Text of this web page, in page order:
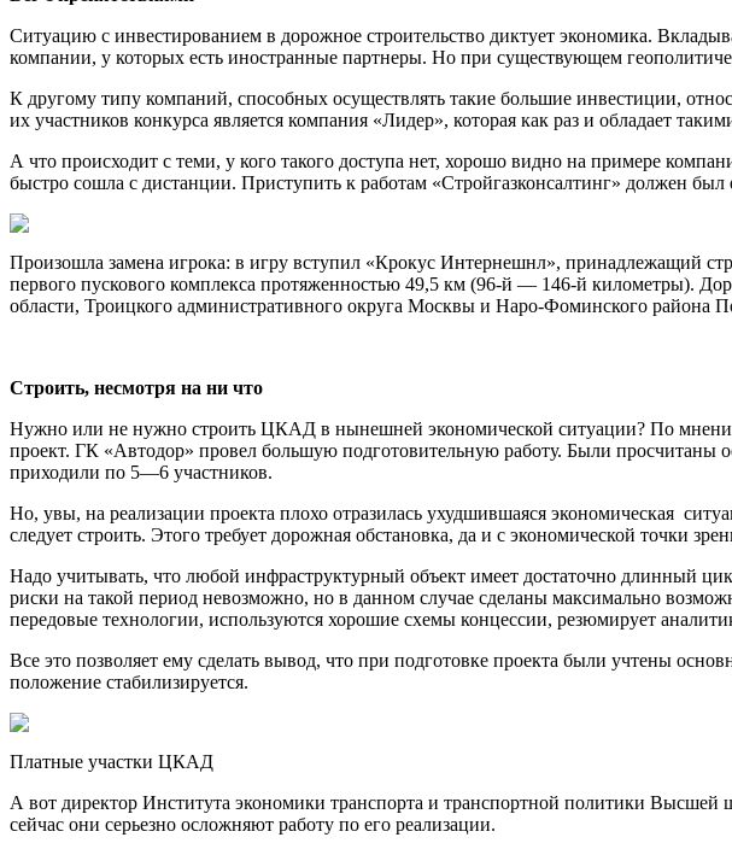
Ситуацию с инвестированием в дорожное строительство диктует экономика.
компании, у которых есть иностранные партнеры. Но при существующем
К другому типу компаний, способных осуществлять такие большие инвестиции,
их участников конкурса является компания «Лидер», которая как раз и обладает
А что происходит с теми, у кого такого доступа нет, хорошо видно на примере
быстро сошла с дистанции. Приступить к работам «Стройгазконсалтинг» должен был
Произошла замена игрока: в игру вступил «Крокус Интернешнл», принадлежащий
первого пускового комплекса протяженностью 49,5 км (96-й — 146-й километры).
области, Троицкого административного округа Москвы и Наро-Фоминского района
Строить, несмотря на ни что
Нужно или не нужно строить ЦКАД в нынешней экономической ситуации? По
проект. ГК «Автодор» провел большую подготовительную работу. Были
приходили по 5—6 участников.
Но, увы, на реализации проекта плохо отразилась ухудшившаяся экономическая
следует строить. Этого требует дорожная обстановка, да и с экономической точки
Надо учитывать, что любой инфраструктурный объект имеет достаточно длинный
риски на такой период невозможно, но в данном случае сделаны максимально
передовые технологии, используются хорошие схемы концессии, резюмирует
Все это позволяет ему сделать вывод, что при подготовке проекта были учтены
положение стабилизируется.
Платные участки ЦКАД
А вот директор Института экономики транспорта и транспортной политики Высшей
сейчас они серьезно осложняют работу по его реализации.